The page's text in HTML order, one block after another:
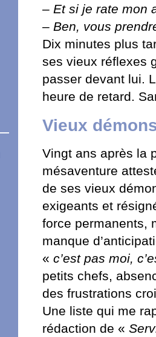
– Et si je rate mon
– Ben, vous
Dix minutes plus
ses vieux réflexes
passer devant lui.
heure de retard.
Vieux
Vingt ans après la
mésaventure
de ses vieux
exigeants et
force permanents,
manque
« c’est pas moi,
petits chefs,
des frustrations
Une liste qui me
rédaction de «